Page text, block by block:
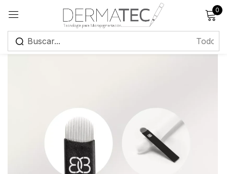
0
Registrarse
Recuérdame
¿Has olvidado tu contraseña?
Iniciar sesión